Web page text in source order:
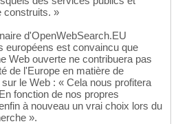
construits. »
d'OpenWebSearch.EU
européens est convaincu que
Web ouverte ne contribuera pas
de l'Europe en matière de
le Web : « Cela nous profitera
fonction de nos propres
à nouveau un vrai choix lors du
».